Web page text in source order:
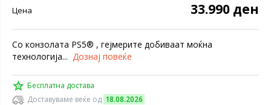
Цена 33.990 ден
Со конзолата PS5® , гејмерите добиваат моќна
технологија... Дознај повеќе
Бесплатна достава
Доставуваме веќе од 18.08.2026